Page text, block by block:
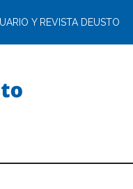
Y REVISTA DEUSTO